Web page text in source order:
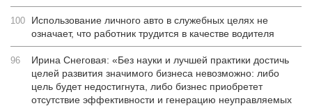
100
Использование личного авто в служебных целях не
означает, что работник трудится в качестве водителя
96
Ирина Снеговая: «Без науки и лучшей практики достичь
целей развития значимого бизнеса невозможно: либо
цель будет недостигнута, либо бизнес приобретет
отсутствие эффективности и генерацию неуправляемых